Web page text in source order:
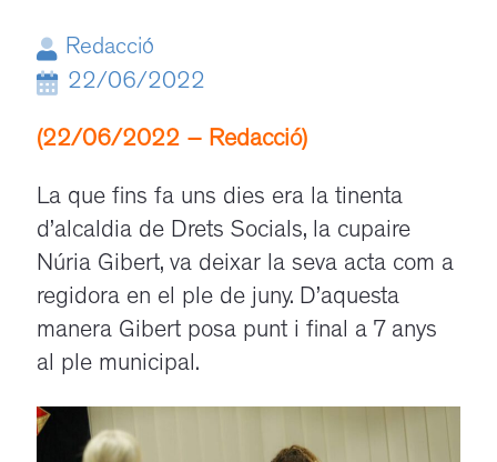
Redacció
22/06/2022
(22/06/2022 – Redacció)
La que fins fa uns dies era la tinenta
d’alcaldia de Drets Socials, la cupaire
Núria Gibert, va deixar la seva acta com a
regidora en el ple de juny. D’aquesta
manera Gibert posa punt i final a 7 anys
al ple municipal.